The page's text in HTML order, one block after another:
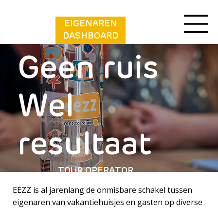
EIGENAREN
DASHBOARD
EEZZ is al jarenlang de onmisbare schakel tussen
eigenaren van vakantiehuisjes en gasten op diverse
Geen ruis
Wel
resultaat
TOUR OPERATOR